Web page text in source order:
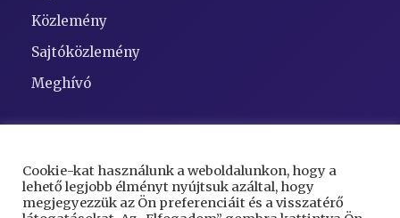
Közlemény
Sajtóközlemény
Meghívó
Cím: 5948 Kaszaper, Szent Gellért tér 1
Cookie-kat használunk a weboldalunkon, hogy a
lehető legjobb élményt nyújtsuk azáltal, hogy
megjegyezzük az Ön preferenciáit és a visszatérő